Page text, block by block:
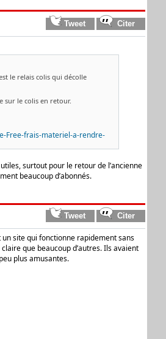
le relais colis qui décolle
sur le colis en retour.
Free-frais-materiel-a-rendre-
surtout pour le retour de l’ancienne
beaucoup d’abonnés.
site qui fonctionne rapidement sans
que beaucoup d’autres. Ils avaient
plus amusantes.